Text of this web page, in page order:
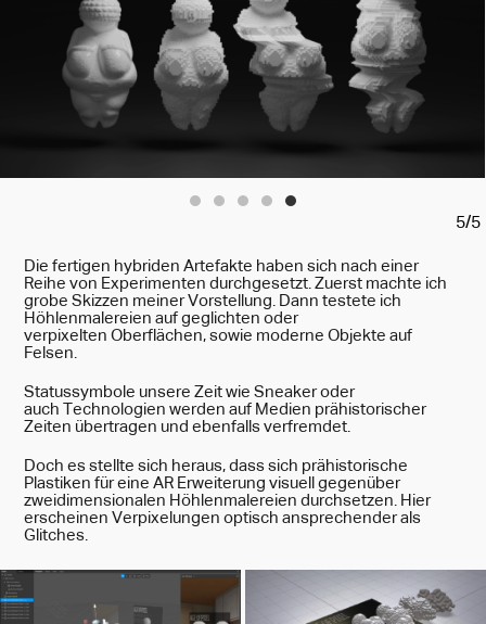
5/5
Die fertigen hybriden Artefakte haben sich nach einer
Reihe von Experimenten durchgesetzt. Zuerst machte ich
grobe Skizzen meiner Vorstellung. Dann testete ich
Höhlenmalereien auf geglichten oder
verpixelten Oberflächen, sowie moderne Objekte auf
Felsen.
Statussymbole unsere Zeit wie Sneaker oder
auch
Technologien werden auf Medien prähistorischer
Zeiten übertragen und ebenfalls verfremdet.
Doch es stellte sich heraus, dass sich prähistorische
Plastiken für eine AR Erweiterung visuell gegenüber
zweidimensionalen Höhlenmalereien durchsetzen. Hier
erscheinen Verpixelungen optisch ansprechender als
Glitches.